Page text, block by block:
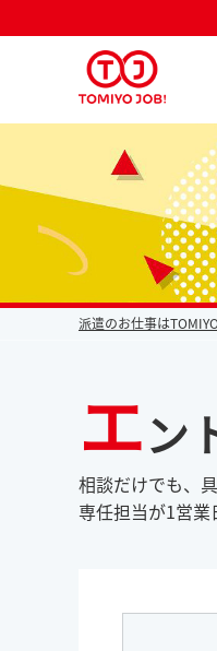
派遣なら毎月時給が上がる
派遣のお仕事は
エン
相談だけでも、
専任担当が1営業